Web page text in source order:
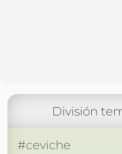
División
#ceviche